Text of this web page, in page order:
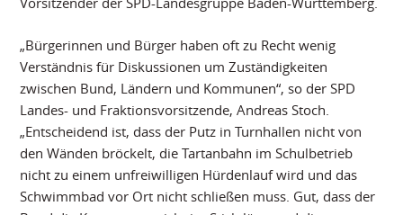
„Bürgerinnen und Bürger haben oft zu Recht wenig
Verständnis für Diskussionen um Zuständigkeiten
zwischen Bund, Ländern und Kommunen“, so der SPD
Landes- und Fraktionsvorsitzende, Andreas Stoch.
„Entscheidend ist, dass der Putz in Turnhallen nicht von
den Wänden bröckelt, die Tartanbahn im Schulbetrieb
nicht zu einem unfreiwilligen Hürdenlauf wird und das
Schwimmbad vor Ort nicht schließen muss. Gut, dass der